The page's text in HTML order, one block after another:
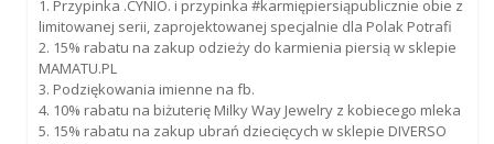
1. Przypinka .CYNIO. i przypinka #karmiępiersiąpublicznie obie z
limitowanej serii, zaprojektowanej specjalnie dla Polak Potrafi
2. 15% rabatu na zakup odzieży do karmienia piersią w sklepie
MAMATU.PL
3. Podziękowania imienne na fb.
4. 10% rabatu na biżuterię Milky Way Jewelry z kobiecego mleka
5. 15% rabatu na zakup ubrań dziecięcych w sklepie DIVERSO